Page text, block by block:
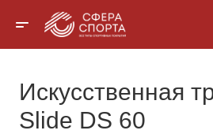
Искусственная
Slide DS 60